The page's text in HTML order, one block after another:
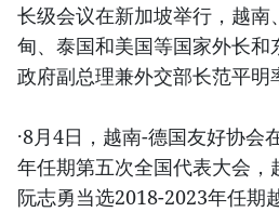
长级会议在新加坡举行，越南
甸、泰国和美国等国家外长
政府副总理兼外交部长范平明
·8月4日，越南-德国友好协会
年任期第五次全国代表大会，
阮志勇当选2018-2023年任期